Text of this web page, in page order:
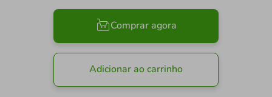
Comprar agora
Adicionar ao carrinho